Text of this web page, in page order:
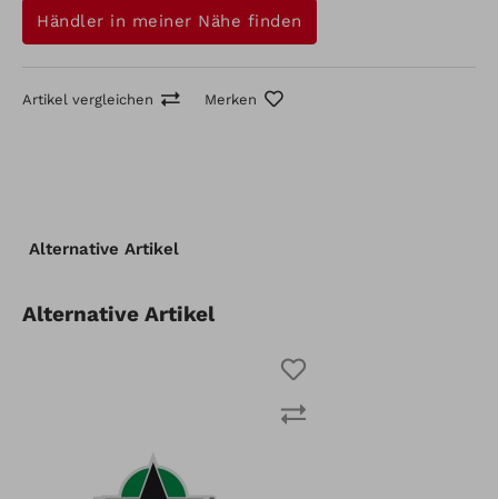
Händler in meiner Nähe finden
Artikel vergleichen Merken
Pritsche Herkules eDumper
Alternative Artikel
Alternative Artikel